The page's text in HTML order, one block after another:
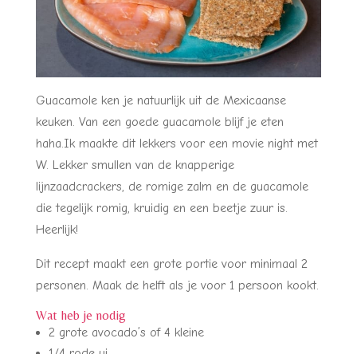
Guacamole ken je natuurlijk uit de Mexicaanse
keuken. Van een goede guacamole blijf je eten
haha.Ik maakte dit lekkers voor een movie night met
W. Lekker smullen van de knapperige
lijnzaadcrackers, de romige zalm en de guacamole
die tegelijk romig, kruidig en een beetje zuur is.
Heerlijk!
Dit recept maakt een grote portie voor minimaal 2
personen. Maak de helft als je voor 1 persoon kookt.
Wat heb je nodig
2 grote avocado’s of 4 kleine